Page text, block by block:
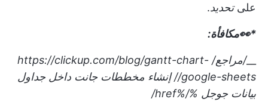
علىتحديد.
*👀مكافأة:
__/مراجع/ https://clickup.com/blog/gantt-chart-
google-sheets//
إنشاء مخططات جانت داخل جداول
بيانات جوجل %/%href/